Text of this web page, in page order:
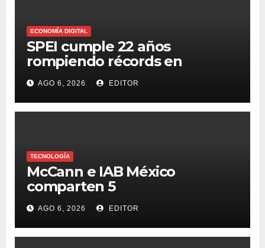
ECONOMÍA DIGITAL
SPEI cumple 22 años
rompiendo récords en
transferencias y adopción
AGO 6, 2026 EDITOR
TECNOLOGÍA
McCann e IAB México
comparten 5
macrotendencias en la
industria del marketing y la
publicidad
AGO 6, 2026 EDITOR